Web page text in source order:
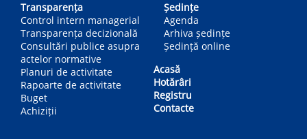
Transparența
Control intern managerial
Transparența decizională
Consultări publice asupra
actelor normative
Planuri de activitate
Rapoarte de activitate
Buget
Achiziții
Ședințe
Agenda
Arhiva ședințe
Ședință online
Acasă
Hotărâri
Registru
Contacte